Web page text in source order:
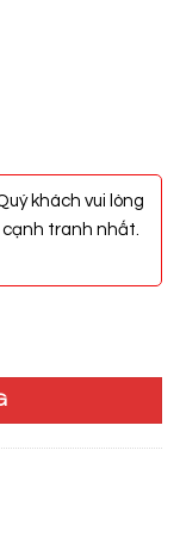
khách vui lòng
cạnh tranh nhất.